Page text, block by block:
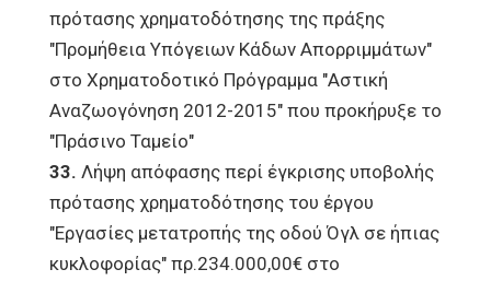
πρότασης χρηματοδότησης της πράξης
"Προμήθεια Υπόγειων Κάδων Απορριμμάτων"
στο Χρηματοδοτικό Πρόγραμμα "Αστική
Αναζωογόνηση 2012-2015" που προκήρυξε το
"Πράσινο Ταμείο"
33. Λήψη απόφασης περί έγκρισης υποβολής
πρότασης χρηματοδότησης του έργου
"Εργασίες μετατροπής της οδού Όγλ σε ήπιας
κυκλοφορίας" πρ.234.000,00€ στο